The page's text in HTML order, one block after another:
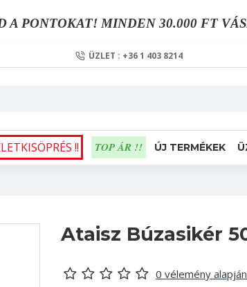
A PONTOKAT! MINDEN 30.000 FT
ÜZLET : +36 1 403 8214
!! TOP ÁR !! ÚJ TERMÉKEK
Ataisz Búzasikér
0 vélemény